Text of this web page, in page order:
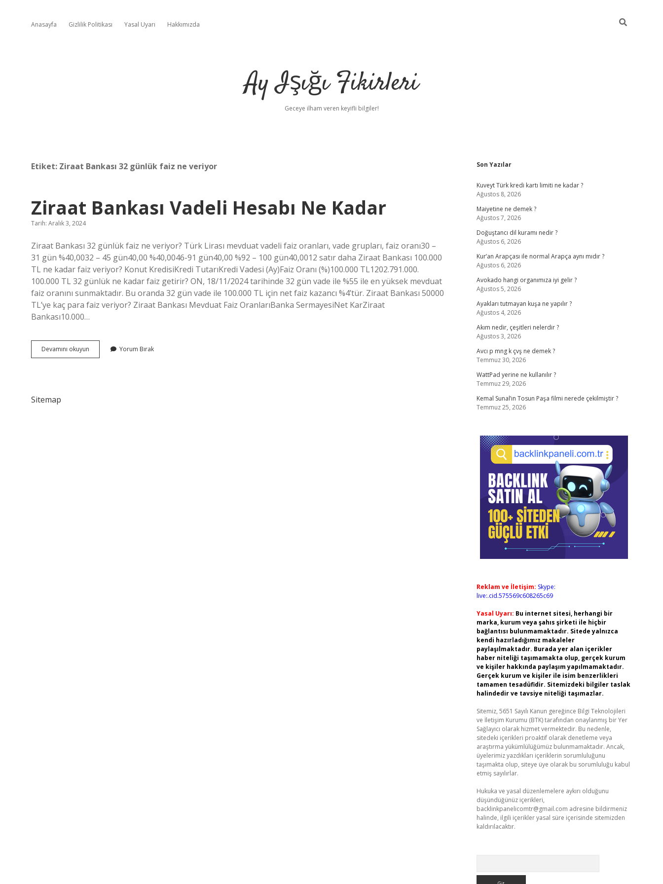
Anasayfa Gizlilik Politikası Yasal Uyarı Hakkımızda
Ay Işığı Fikirleri
Geceye ilham veren keyifli bilgiler!
Etiket: Ziraat Bankası 32 günlük faiz ne veriyor
Ziraat Bankası Vadeli Hesabı Ne Kadar
Tarih: Aralık 3, 2024
Ziraat Bankası 32 günlük faiz ne veriyor? Türk Lirası mevduat vadeli faiz oranları, vade grupları, faiz oranı30 –
31 gün %40,0032 – 45 gün40,00 %40,0046-91 gün40,00 %92 – 100 gün40,0012 satır daha Ziraat Bankası 100.000
TL ne kadar faiz veriyor? Konut KredisiKredi TutarıKredi Vadesi (Ay)Faiz Oranı (%)100.000 TL1202.791.000.
100.000 TL 32 günlük ne kadar faiz getirir? ON, 18/11/2024 tarihinde 32 gün vade ile %55 ile en yüksek mevduat
faiz oranını sunmaktadır. Bu oranda 32 gün vade ile 100.000 TL için net faiz kazancı %4’tür. Ziraat Bankası 50000
TL’ye kaç para faiz veriyor? Ziraat Bankası Mevduat Faiz OranlarıBanka SermayesiNet KarZiraat
Bankası10.000…
Devamını okuyun
Bankası
Yorum Bırak
Sitemap
Sidebar
Son Yazılar
Kuveyt Türk kredi kartı limiti ne kadar ?
Ağustos 8, 2026
Maiyetine ne demek ?
Ağustos 7, 2026
Doğuştancı dil kuramı nedir ?
Ağustos 6, 2026
Kur’an Arapçası ile normal Arapça aynı mıdır ?
Ağustos 6, 2026
Avokado hangi organımıza iyi gelir ?
Ağustos 5, 2026
Ayakları tutmayan kuşa ne yapılır ?
Ağustos 4, 2026
Akım nedir, çeşitleri nelerdir ?
Ağustos 3, 2026
Avcı p mng k çvş ne demek ?
Temmuz 30, 2026
WattPad yerine ne kullanılır ?
Temmuz 29, 2026
Kemal Sunal’ın Tosun Paşa filmi nerede çekilmiştir ?
Temmuz 25, 2026
Reklam ve İletişim: Skype:
live:.cid.575569c608265c69
Yasal Uyarı: Bu internet sitesi, herhangi bir
marka, kurum veya şahıs şirketi ile hiçbir
bağlantısı bulunmamaktadır. Sitede yalnızca
kendi hazırladığımız makaleler
paylaşılmaktadır. Burada yer alan içerikler
haber niteliği taşımamakta olup, gerçek kurum
ve kişiler hakkında paylaşım yapılmamaktadır.
Gerçek kurum ve kişiler ile isim benzerlikleri
tamamen tesadüfidir. Sitemizdeki bilgiler taslak
halindedir ve tavsiye niteliği taşımazlar.
Sitemiz, 5651 Sayılı Kanun gereğince Bilgi Teknolojileri
ve İletişim Kurumu (BTK) tarafından onaylanmış bir Yer
Sağlayıcı olarak hizmet vermektedir. Bu nedenle,
sitedeki içerikleri proaktif olarak denetleme veya
araştırma yükümlülüğümüz bulunmamaktadır. Ancak,
üyelerimiz yazdıkları içeriklerin sorumluluğunu
taşımakta olup, siteye üye olarak bu sorumluluğu kabul
etmiş sayılırlar.
Hukuka ve yasal düzenlemelere aykırı olduğunu
düşündüğünüz içerikleri,
backlinkpanelicomtr@gmail.com adresine bildirmeniz
halinde, ilgili içerikler yasal süre içerisinde sitemizden
kaldırılacaktır.